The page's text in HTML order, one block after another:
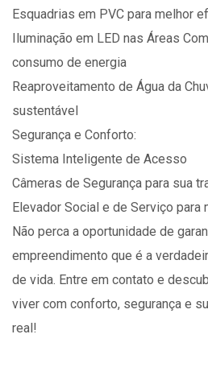
Esquadrias em PVC para melhor
Iluminação em LED nas Áreas
consumo de energia
Reaproveitamento de Água da
sustentável
Segurança e Conforto:
Sistema Inteligente de Acesso
Câmeras de Segurança para sua
Elevador Social e de Serviço para
Não perca a oportunidade de
empreendimento que é a
de vida. Entre em contato e
viver com conforto, segurança e
real!